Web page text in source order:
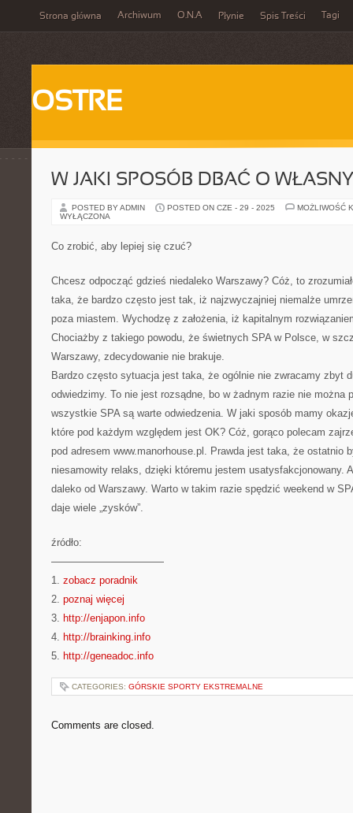
Strona główna Archiwum O.N.A Płynie Spis Treści Tagi
OSTRE
W JAKI SPOSÓB DBAĆ O
POSTED BY ADMIN POSTED ON CZE - 29 - 2025
MOŻLIWOŚĆ
WYŁĄCZONA
Co zrobić, aby lepiej się czuć?
Chcesz odpocząć gdzieś niedaleko Warszawy? Cóż, to
taka, że bardzo często jest tak, iż najzwyczajniej niemalże
poza miastem. Wychodzę z założenia, iż kapitalnym
Chociażby z takiego powodu, że świetnych SPA w Polsce, w
Warszawy, zdecydowanie nie brakuje.
Bardzo często sytuacja jest taka, że ogólnie nie zwracamy zbyt
odwiedzimy. To nie jest rozsądne, bo w żadnym razie nie można
wszystkie SPA są warte odwiedzenia. W jaki sposób mamy
które pod każdym względem jest OK? Cóż, gorąco polecam
pod adresem www.manorhouse.pl. Prawda jest taka, że ostatnio
niesamowity relaks, dzięki któremu jestem usatysfakcjonowany.
daleko od Warszawy. Warto w takim razie spędzić weekend w
daje wiele „zysków”.
źródło:
———————————
1. zobacz poradnik
2. poznaj więcej
3. http://enjapon.info
4. http://brainking.info
5. http://geneadoc.info
CATEGORIES: GÓRSKIE SPORTY EKSTREMALNE
Comments are closed.